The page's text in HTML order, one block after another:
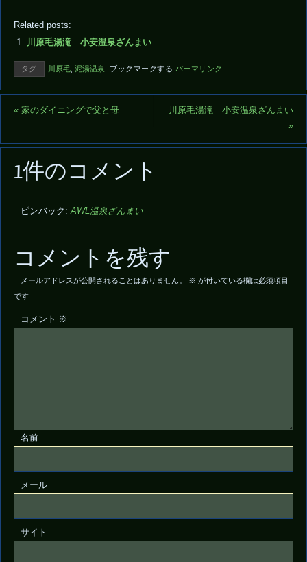
Related posts:
川原毛湯滝 小安温泉ざんまい
タグ 川原毛, 泥湯温泉 ブックマークする パーマリンク
«家のダイニングで父と母
川原毛湯滝 小安温泉ざんまい
»
1件のコメント
ピンバック:AWL温泉ざんまい
コメントを残す
メールアドレスが公開されることはありません。 ※ が付いている欄は必須項目
です
コメント ※
名前
メール
サイト